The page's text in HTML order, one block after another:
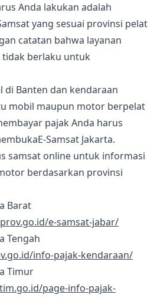
Anda lakukan adalah
yang sesuai provinsi pelat
catatan bahwa layanan
berlaku untuk
di Banten dan kendaraan
mobil maupun motor berpelat
pajak Anda harus
Samsat Jakarta.
samsat online untuk informasi
berdasarkan provinsi
Barat
e-samsat-jabar/
Tengah
info-pajak-kendaraan/
Timur
page-info-pajak-